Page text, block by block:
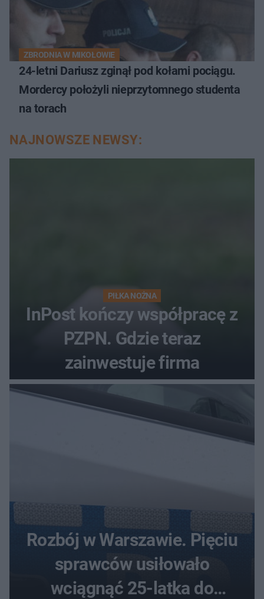
ZBRODNIA W MIKOŁOWIE
24-letni Dariusz zginął pod kołami pociągu.
Mordercy położyli nieprzytomnego studenta
na torach
NAJNOWSZE NEWSY:
PIŁKA NOŻNA
InPost kończy współpracę z
PZPN. Gdzie teraz
zainwestuje firma
Rozbój w Warszawie. Pięciu
sprawców usiłowało
wciągnąć 25-latka do